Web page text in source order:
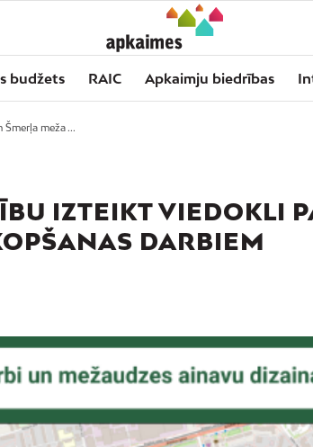
budžets RAIC Apkaimju biedrības
meža ...
IZTEIKT VIEDOKLI
DARBIEM